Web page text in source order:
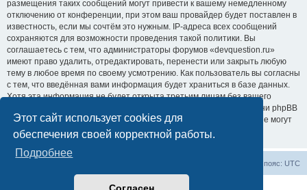
Этот сайт использует cookies для
обеспечения своей корректной работы.
Подробнее
размещения таких сообщений могут привести к вашему немедленному
отключению от конференции, при этом ваш провайдер будет поставлен в
известность, если мы сочтём это нужным. IP-адреса всех сообщений
сохраняются для возможности проведения такой политики. Вы
соглашаетесь с тем, что администраторы форумов «devquestion.ru»
имеют право удалить, отредактировать, перенести или закрыть любую
тему в любое время по своему усмотрению. Как пользователь вы согласны
с тем, что введённая вами информация будет храниться в базе данных.
Хотя эта информация не будет открыта третьим лицам без вашего
разрешения, ни администрация конференции «devquestion.ru», ни phpBB
Limited не может быть ответственна за действия хакеров, которые могут
привести к несанкционированному доступу к ней.
Часовой пояс: UTC
Создано на основеphpBB® Forum Software © phpBB Limited